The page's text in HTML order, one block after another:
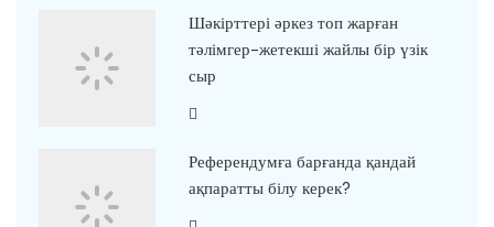
Шәкірттері әркез топ жарған
тәлімгер-жетекші жайлы бір үзік
сыр
Референдумға барғанда қандай
ақпаратты білу керек?